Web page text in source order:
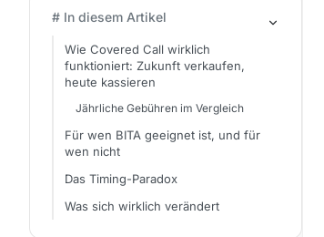
# In diesem Artikel
Wie Covered Call wirklich
funktioniert: Zukunft verkaufen,
heute kassieren
Jährliche Gebühren im Vergleich
Für wen BITA geeignet ist, und für
wen nicht
Das Timing-Paradox
Was sich wirklich verändert